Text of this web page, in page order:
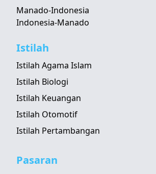
Manado-Indonesia
Indonesia-Manado
Istilah
Istilah Agama Islam
Istilah Biologi
Istilah Keuangan
Istilah Otomotif
Istilah Pertambangan
Pasaran